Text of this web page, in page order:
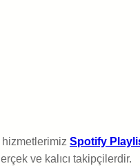
Spotify
ve kalıcı takipçilerdir.